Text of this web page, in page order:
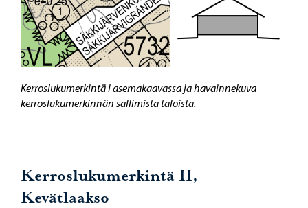
Kerroslukumerkintä I asemakaavassa ja havainnekuva
kerroslukumerkinnän sallimista taloista.
Kerroslukumerkintä II,
Kevätlaakso